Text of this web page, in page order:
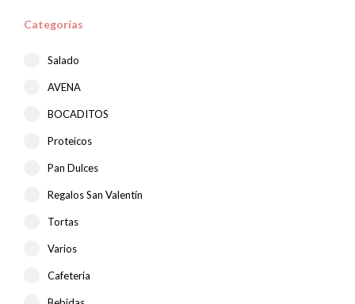
Categorías
Salado
AVENA
BOCADITOS
Proteicos
Pan Dulces
Regalos San Valentín
Tortas
Varios
Cafeteria